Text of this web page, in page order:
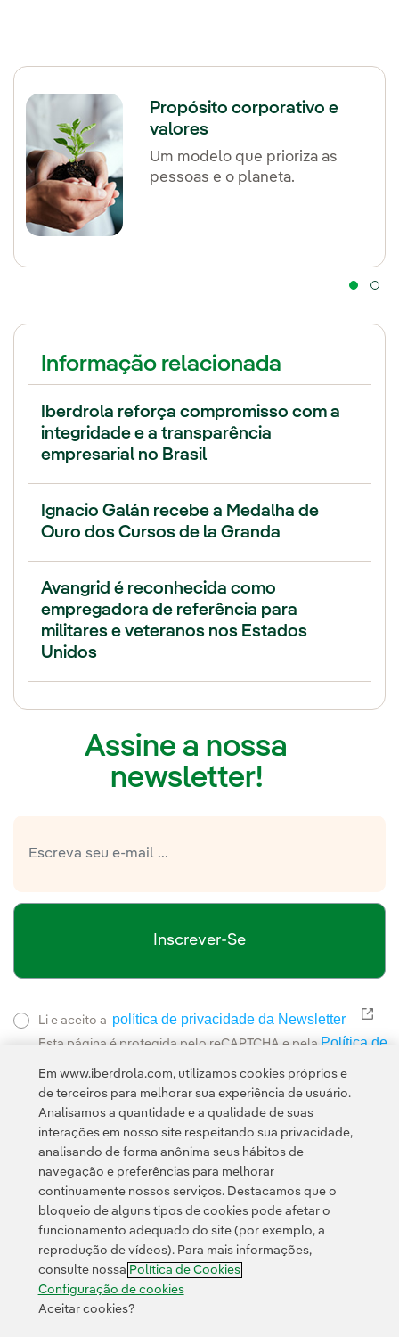
Propósito corporativo e
valores
Um modelo que prioriza as
pessoas e o planeta.
Informação relacionada
Iberdrola reforça compromisso com a
integridade e a transparência
empresarial no Brasil
Ignacio Galán recebe a Medalha de
Ouro dos Cursos de la Granda
Avangrid é reconhecida como
empregadora de referência para
militares e veteranos nos Estados
Unidos
Assine a nossa
newsletter!
Inscrever-Se
Li e aceito a política de privacidade da Newsletter Link
Esta página é protegida pelo reCAPTCHA e pela Política de
Contato Clientes Política de Privacidade Informação legal
Transparência no uso da IA Política de cookies Configuração de cookies
Acessibilidade Canal de denúncias
© 2026 Iberdrola, S.A. Todos os direitos reservados.
Em www.iberdrola.com, utilizamos cookies próprios e
de terceiros para melhorar sua experiência de usuário.
Analisamos a quantidade e a qualidade de suas
interações em nosso site respeitando sua privacidade,
analisando de forma anônima seus hábitos de
navegação e preferências para melhorar
continuamente nossos serviços. Destacamos que o
bloqueio de alguns tipos de cookies pode afetar o
funcionamento adequado do site (por exemplo, a
reprodução de vídeos). Para mais informações,
consulte nossa Política de Cookies
Configuração de cookies
Aceitar cookies?